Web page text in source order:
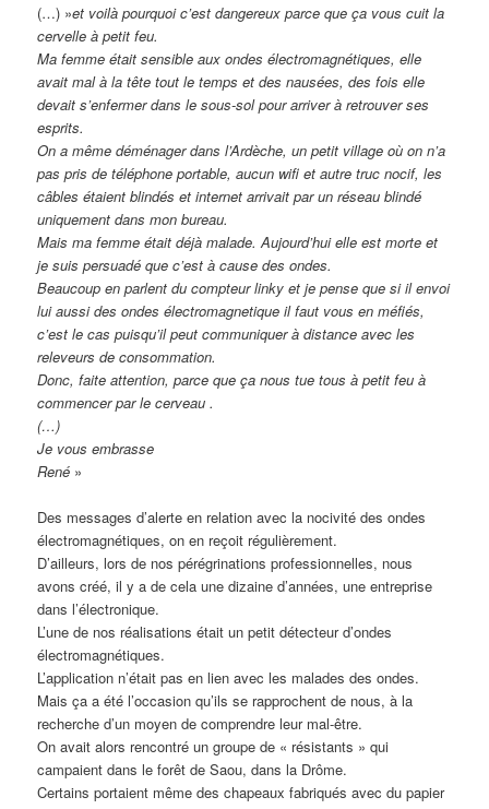
(…) »et voilà pourquoi c’est dangereux parce que ça vous cuit la
cervelle à petit feu.
Ma femme était sensible aux ondes électromagnétiques, elle
avait mal à la tête tout le temps et des nausées, des fois elle
devait s’enfermer dans le sous-sol pour arriver à retrouver ses
esprits.
On a même déménager dans l’Ardèche, un petit village où on n’a
pas pris de téléphone portable, aucun wifi et autre truc nocif, les
câbles étaient blindés et internet arrivait par un réseau blindé
uniquement dans mon bureau.
Mais ma femme était déjà malade. Aujourd’hui elle est morte et
je suis persuadé que c’est à cause des ondes.
Beaucoup en parlent du compteur linky et je pense que si il envoi
lui aussi des ondes électromagnetique il faut vous en méfiés,
c’est le cas puisqu’il peut communiquer à distance avec les
releveurs de consommation.
Donc, faite attention, parce que ça nous tue tous à petit feu à
commencer par le cerveau .
(…)
Je vous embrasse
René »
Des messages d’alerte en relation avec la nocivité des ondes
électromagnétiques, on en reçoit régulièrement.
D’ailleurs, lors de nos pérégrinations professionnelles, nous
avons créé, il y a de cela une dizaine d’années, une entreprise
dans l’électronique.
L’une de nos réalisations était un petit détecteur d’ondes
électromagnétiques.
L’application n’était pas en lien avec les malades des ondes.
Mais ça a été l’occasion qu’ils se rapprochent de nous, à la
recherche d’un moyen de comprendre leur mal-être.
On avait alors rencontré un groupe de « résistants » qui
campaient dans le forêt de Saou, dans la Drôme.
Certains portaient même des chapeaux fabriqués avec du papier